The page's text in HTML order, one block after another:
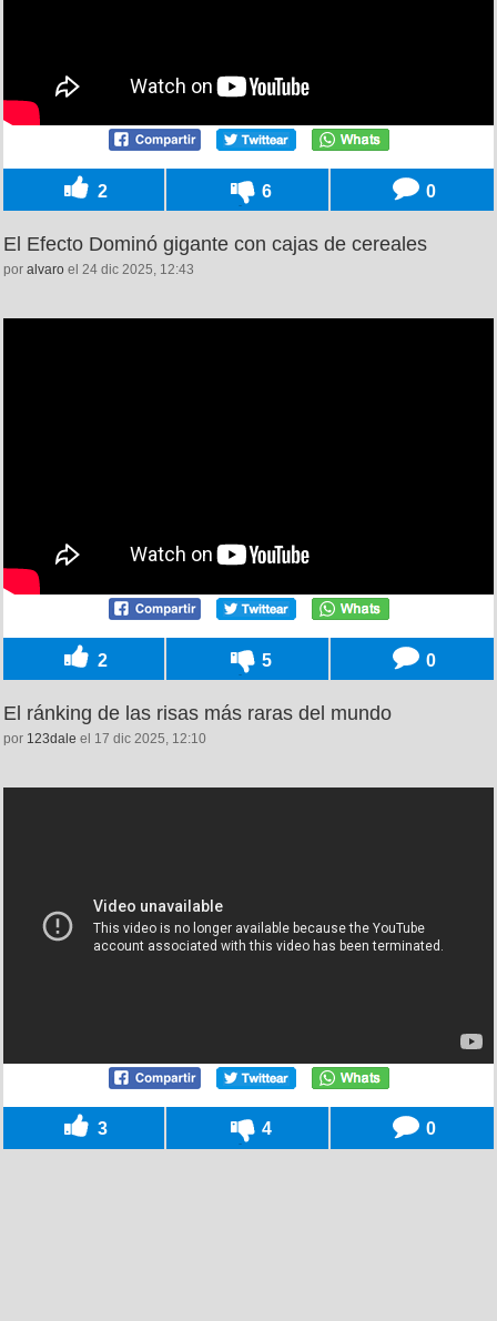
2 6 0
El Efecto Dominó gigante con cajas de cereales
por alvaro el 24 dic 2025, 12:43
2 5 0
El ránking de las risas más raras del mundo
por 123dale el 17 dic 2025, 12:10
3 4 0